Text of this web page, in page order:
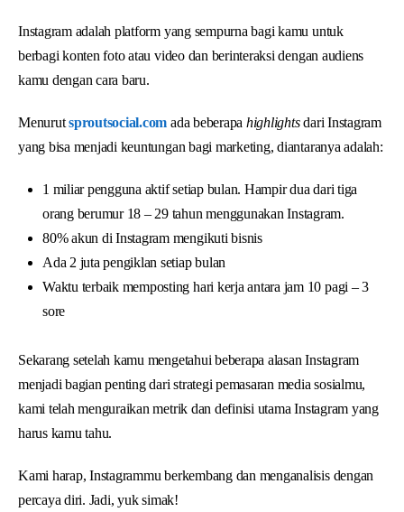
Instagram adalah platform yang sempurna bagi kamu untuk
berbagi konten foto atau video dan berinteraksi dengan audiens
kamu dengan cara baru.
Menurutsproutsocial.com ada beberapa highlightsdari Instagram
yang bisa menjadi keuntungan bagi marketing, diantaranya adalah:
1 miliar pengguna aktif setiap bulan. Hampir dua dari tiga
orang berumur 18 – 29 tahun menggunakan Instagram.
80% akun di Instagram mengikuti bisnis
Ada 2 juta pengiklan setiap bulan
Waktu terbaik memposting hari kerja antara jam 10 pagi – 3
sore
Sekarang setelah kamu mengetahui beberapa alasan Instagram
menjadi bagian penting dari strategi pemasaran media sosialmu,
kami telah menguraikan metrik dan definisi utama Instagram yang
harus kamu tahu.
Kami harap, Instagrammu berkembang dan menganalisis dengan
percaya diri. Jadi, yuk simak!